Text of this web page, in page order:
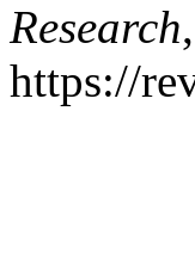
Research,
https://